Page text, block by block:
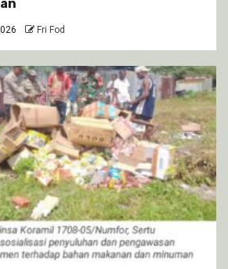
Fri Fod